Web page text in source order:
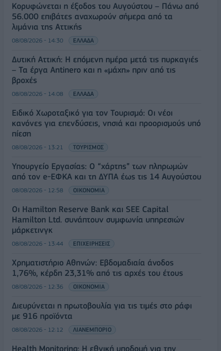
Κορυφώνεται η έξοδος του Αυγούστου – Πάνω από
56.000 επιβάτες αναχωρούν σήμερα από τα
λιμάνια της Αττικής
08/08/2026 - 14:30 ΕΛΛΑΔΑ
Δυτική Αττική: Η επόμενη ημέρα μετά τις πυρκαγιές
– Τα έργα Antinero και η «μάχη» πριν από τις
βροχές
08/08/2026 - 14:08 ΕΛΛΑΔΑ
Ειδικό Χωροταξικό για τον Τουρισμό: Οι νέοι
κανόνες για επενδύσεις, νησιά και προορισμούς υπό
πίεση
08/08/2026 - 13:21 ΤΟΥΡΙΣΜΟΣ
Υπουργείο Εργασίας: Ο “χάρτης” των πληρωμών
από τον e-ΕΦΚΑ και τη ΔΥΠΑ έως τις 14 Αυγούστου
08/08/2026 - 12:58 ΟΙΚΟΝΟΜΙΑ
Οι Hamilton Reserve Bank και SEE Capital
Hamilton Ltd. συνάπτουν συμφωνία υπηρεσιών
μάρκετινγκ
08/08/2026 - 13:44 ΕΠΙΧΕΙΡΗΣΕΙΣ
Χρηματιστήριο Αθηνών: Εβδομαδιαία άνοδος
1,76%, κέρδη 23,31% από τις αρχές του έτους
08/08/2026 - 12:36 ΟΙΚΟΝΟΜΙΑ
Διευρύνεται η πρωτοβουλία για τις τιμές στο ράφι
με 916 προϊόντα
08/08/2026 - 12:12 ΛΙΑΝΕΜΠΟΡΙΟ
Health Monitoring: Η εθνική υποδομή για την